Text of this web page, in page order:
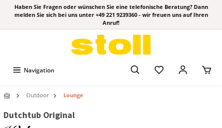
Haben Sie Fragen oder wünschen Sie eine telefonische Beratung? Dann
melden Sie sich bei uns unter +49 221 9239360 - wir freuen uns auf Ihren
Anruf!
Navigation
Outdoor Lounge
Dutchtub Original